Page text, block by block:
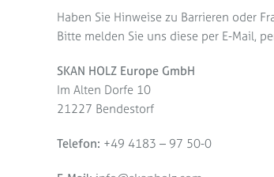
Haben Sie Hinweise zu Barrieren oder
Bitte melden Sie uns diese per E-Mail,
SKAN HOLZ Europe GmbH
Im Alten Dorfe 10
21227 Bendestorf
Telefon: +49 4183 – 97 50-0